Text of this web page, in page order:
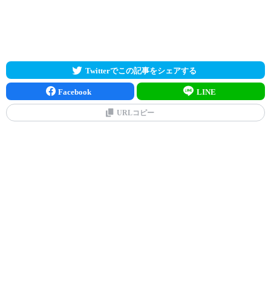
Twitterでこの記事をシェアする
Facebook LINE
URLコピー